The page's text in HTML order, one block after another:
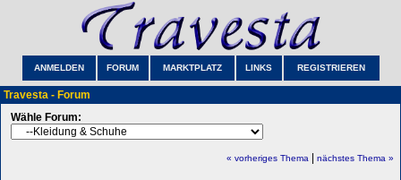
ANMELDEN FORUM MARKTPLATZ LINKS REGISTRIEREN
Travesta - Forum
Wähle Forum:
« vorheriges Thema nächstes Thema »